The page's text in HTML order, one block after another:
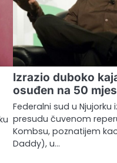
Izrazio duboko
osuđen na 50
Federalni sud u Njujorku
presudu čuvenom
Kombsu, poznatijem
Daddy), u…